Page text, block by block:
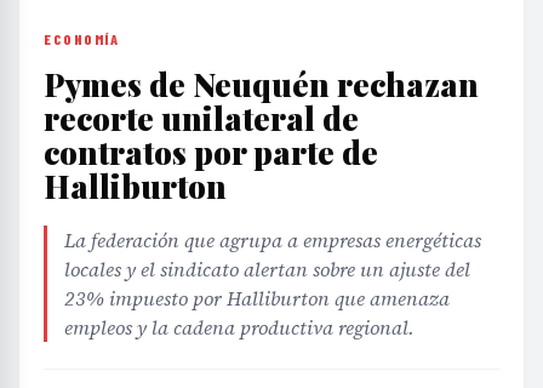
ECONOMÍA
Pymes de Neuquén rechazan
recorte unilateral de
contratos por parte de
Halliburton
La federación que agrupa a empresas energéticas
locales y el sindicato alertan sobre un ajuste del
23% impuesto por Halliburton que amenaza
empleos y la cadena productiva regional.